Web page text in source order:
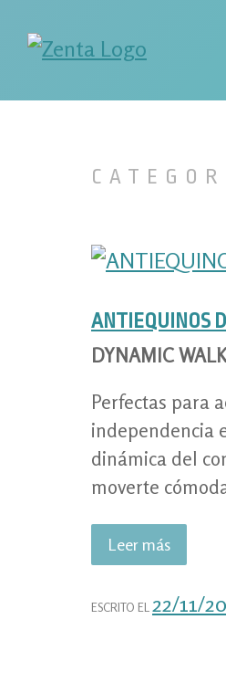
ANTIEQUINOS
DYNAMIC
Perfectas para
independencia
dinámica del
moverte
Leer más
ORTESIS
DE
ESCRITO EL 22/11/